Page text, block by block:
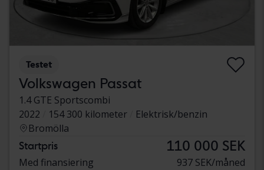
Testet
Volkswagen Passat
1.4 GTE Sportscombi
2022
154 300 kilometer
Elektrisk/benzin
Bromölla
Startpris 110 000 SEK
Med finansiering 937 SEK/måned